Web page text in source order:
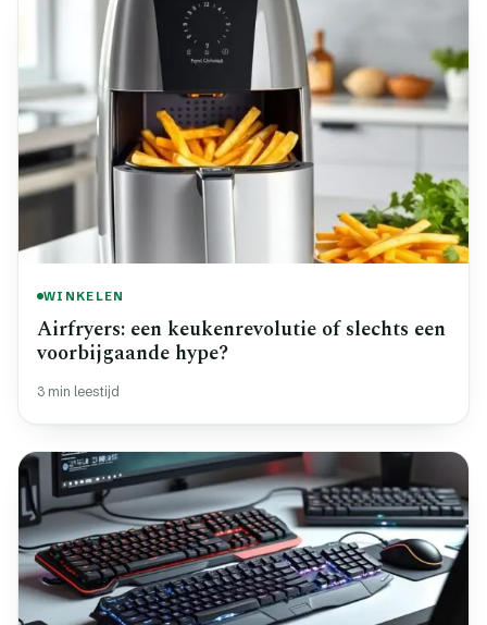
WINKELEN
Airfryers: een keukenrevolutie of slechts een
voorbijgaande hype?
3 min leestijd